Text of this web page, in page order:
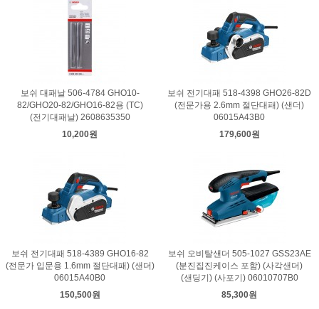
보쉬 대패날 506-4784 GHO10-
82/GHO20-82/GHO16-82용 (TC)
(전기대패날) 2608635350
10,200원
보쉬 전기대패 518-4398 GHO26-82D
(전문가용 2.6mm 절단대패) (샌더)
06015A43B0
179,600원
보쉬 전기대패 518-4389 GHO16-82
(전문가 입문용 1.6mm 절단대패) (샌더)
06015A40B0
150,500원
보쉬 오비탈샌더 505-1027 GSS23AE
(분진집진케이스 포함) (사각샌더)
(샌딩기) (사포기) 06010707B0
85,300원